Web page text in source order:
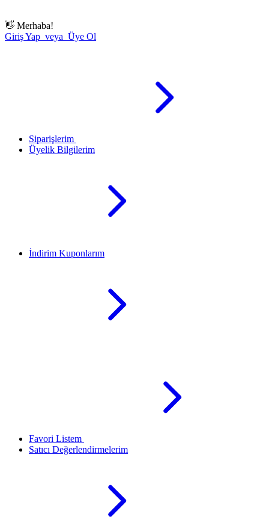
👋 Merhaba!
Giriş Yap veya Üye Ol
Siparişlerim
Üyelik Bilgilerim
İndirim Kuponlarım
Favori Listem
Satıcı Değerlendirmelerim